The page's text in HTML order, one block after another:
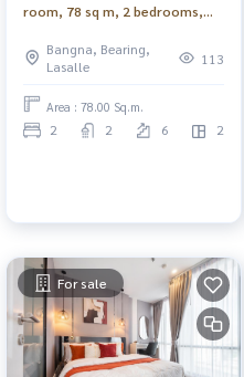
room, 78 sq m, 2 bedrooms,
ready to move in, great
value_Do826 .
Bangna, Bearing,
Lasalle
113
Area : 78.00 Sq.m.
2 2 6 2
For sale